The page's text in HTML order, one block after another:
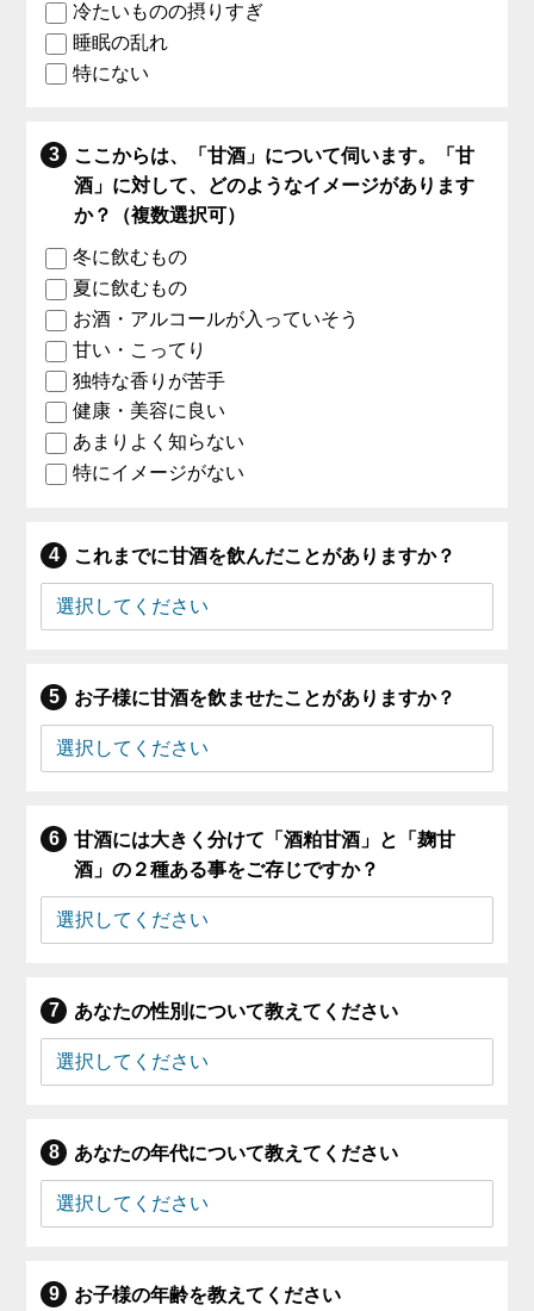
冷たいものの摂りすぎ
睡眠の乱れ
特にない
ここからは、「甘酒」について伺います。「甘
酒」に対して、どのようなイメージがあります
か？（複数選択可）
冬に飲むもの
夏に飲むもの
お酒・アルコールが入っていそう
甘い・こってり
独特な香りが苦手
健康・美容に良い
あまりよく知らない
特にイメージがない
これまでに甘酒を飲んだことがありますか？
お子様に甘酒を飲ませたことがありますか？
甘酒には大きく分けて「酒粕甘酒」と「麹甘
酒」の２種ある事をご存じですか？
あなたの性別について教えてください
あなたの年代について教えてください
お子様の年齢を教えてください